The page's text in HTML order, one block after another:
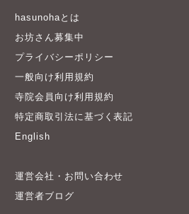
hasunohaとは
お坊さん募集中
プライバシーポリシー
一般向け利用規約
寺院会員向け利用規約
特定商取引法に基づく表記
English
運営会社・お問い合わせ
運営者ブログ